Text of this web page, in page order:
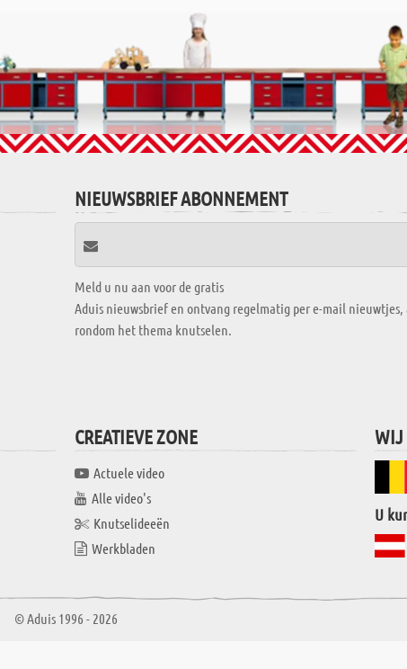
NIEUWSBRIEF ABONNEMENT
Meld u nu aan voor de gratis
Aduis nieuwsbrief en ontvang regelmatig per e-mail
rondom het thema knutselen.
CREATIEVE ZONE
Actuele video
Alle video's
Knutselideeën
Werkbladen
WIJ
U
© Aduis 1996 - 2026